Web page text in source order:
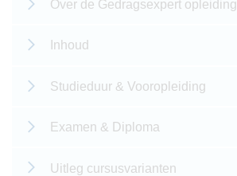
Over de Gedragsexpert opleiding
Inhoud
Studieduur & Vooropleiding
Examen & Diploma
Uitleg cursusvarianten